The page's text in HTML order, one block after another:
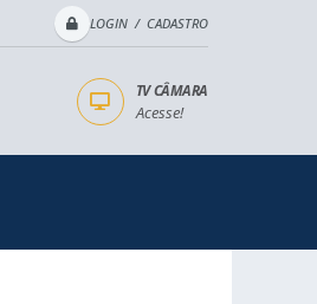
LOGIN / CADASTRO
TV CÂMARA
Acesse!